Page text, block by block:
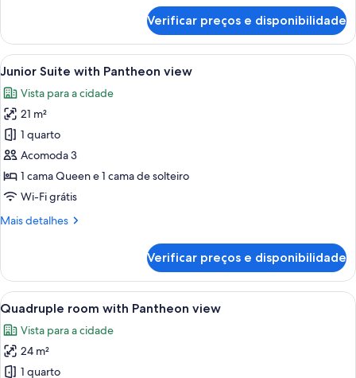
room
with
Pantheon
fountain
view
Verificar preços e disponibilidade
Carrega
todas
as
fotos
de
Junior
Suite
with
Pantheon
view
Quarto de hotel moderno com
10
Junior Suite with Pantheon view
Vista para a cidade
21 m²
1 quarto
Acomoda 3
1 cama Queen e 1 cama de solteiro
Wi-Fi grátis
Mais detalhes
Mais
Suite
with
Pantheon
Verificar preços e disponibilidade
Carrega
todas
as
fotos
de
Quarto de hotel com cama,
6
Quadruple room with Pantheon view
Vista para a cidade
24 m²
1 quarto